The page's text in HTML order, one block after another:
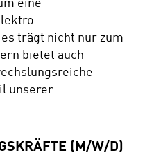
trägt nicht nur zum
bietet auch
unserer
(M/W/D)